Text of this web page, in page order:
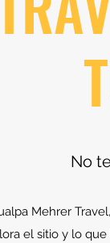
No
Mehrer
el sitio y lo